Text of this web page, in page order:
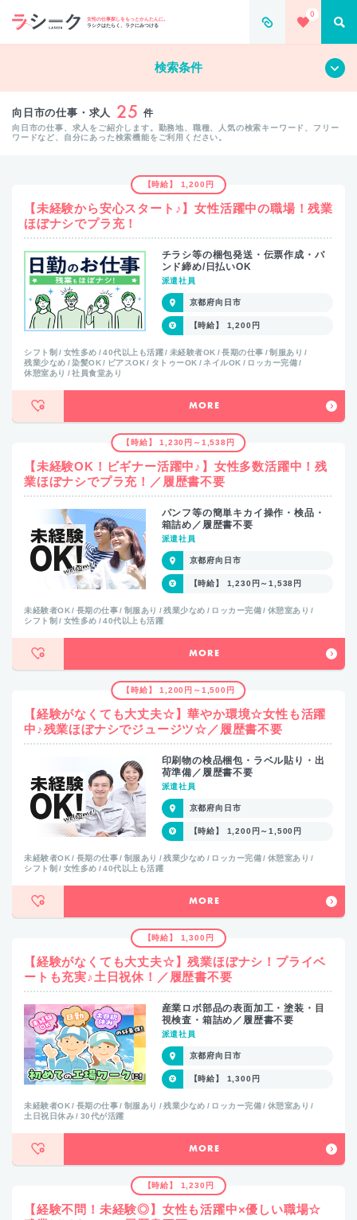
女性の仕事探しをもっとかんたんに。
ラシクはたらく、ラクにみつける
0
すべて クリア
検索条件
向日市の仕事・求人 25 件
向日市の仕事、求人をご紹介します。勤務地、職種、人気の検索キーワード、フリー
ワードなど、自分にあった検索機能をご利用ください。
【時給】 1,200円
【未経験から安心スタート♪】女性活躍中の職場！残業
ほぼナシでプラ充！
チラシ等の梱包発送・伝票作成・バ
ンド締め/日払いOK
派遣社員
京都府向日市
【時給】 1,200円
シフト制 女性多め 40代以上も活躍 未経験者OK 長期の仕事
制服あり
残業少なめ
染髪OK ピアスOK タトゥーOK ネイルOK
ロッカー完備
休憩室あり
社員食堂あり
MORE
【時給】 1,230円～1,538円
【未経験OK！ビギナー活躍中♪】女性多数活躍中！残
業ほぼナシでプラ充！／履歴書不要
パンフ等の簡単キカイ操作・検品・
箱詰め／履歴書不要
派遣社員
京都府向日市
【時給】 1,230円～1,538円
未経験者OK 長期の仕事 制服あり 残業少なめ ロッカー完備
休憩室あり
シフト制
女性多め 40代以上も活躍
MORE
【時給】 1,200円～1,500円
【経験がなくても大丈夫☆】華やか環境☆女性も活躍
中♪残業ほぼナシでジュージツ☆／履歴書不要
印刷物の検品梱包・ラベル貼り・出
荷準備／履歴書不要
派遣社員
京都府向日市
【時給】 1,200円～1,500円
未経験者OK 長期の仕事 制服あり 残業少なめ ロッカー完備
休憩室あり
シフト制
女性多め 40代以上も活躍
MORE
【時給】 1,300円
【経験がなくても大丈夫☆】残業ほぼナシ！プライベ
ートも充実♪土日祝休！／履歴書不要
産業ロボ部品の表面加工・塗装・目
視検査・箱詰め／履歴書不要
派遣社員
京都府向日市
【時給】 1,300円
未経験者OK 長期の仕事 制服あり 残業少なめ ロッカー完備
休憩室あり
土日祝日休み
30代が活躍
MORE
【時給】 1,230円
【経験不問！未経験◎】女性も活躍中×優しい職場☆